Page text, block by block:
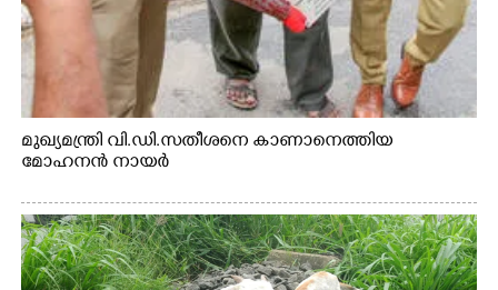
മുഖ്യമന്ത്രി വി.ഡി.സതീശനെ കാണാനെത്തിയ
മോഹനൻ നായർ